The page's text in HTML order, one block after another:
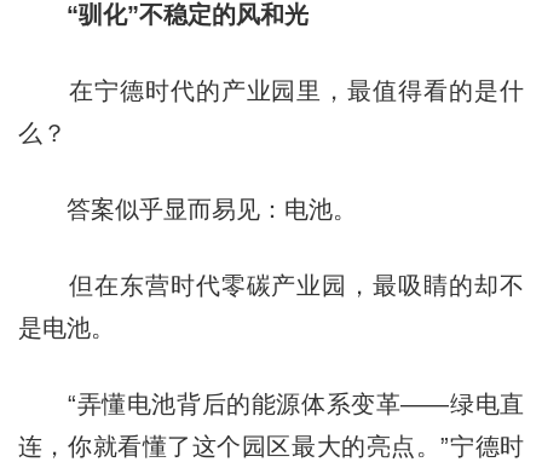
“驯化”不稳定的风和光
在宁德时代的产业园里，最值得看的是什
么？
答案似乎显而易见：电池。
但在东营时代零碳产业园，最吸睛的却不
是电池。
“弄懂电池背后的能源体系变革——绿电直
连，你就看懂了这个园区最大的亮点。”宁德时